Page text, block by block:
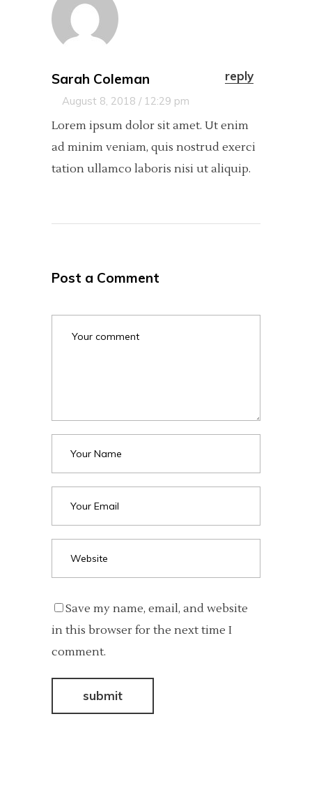
reply
Sarah Coleman
August 8, 2018 / 12:29 pm
Lorem ipsum dolor sit amet. Ut enim
ad minim veniam, quis nostrud exerci
tation ullamco laboris nisi ut aliquip.
Post a Comment
Save my name, email, and website
in this browser for the next time I
comment.